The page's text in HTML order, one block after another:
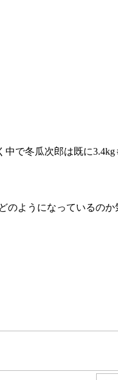
で冬瓜次郎は既に
ようになっているのか